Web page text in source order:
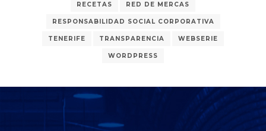
RECETAS RED DE MERCAS
RESPONSABILIDAD SOCIAL CORPORATIVA
TENERIFE TRANSPARENCIA WEBSERIE
WORDPRESS